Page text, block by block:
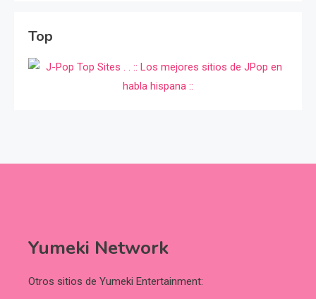
Top
Yumeki Network
Otros sitios de Yumeki Entertainment: